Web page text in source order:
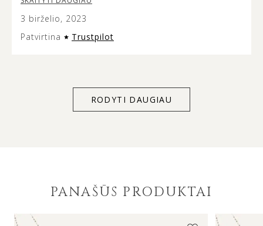
jewellery is versatile and modern looking, and the
presentation of it is very aesthetic so it can make
3 birželio, 2023
Patvirtina
Trustpilot
RODYTI DAUGIAU
PANAŠŪS PRODUKTAI